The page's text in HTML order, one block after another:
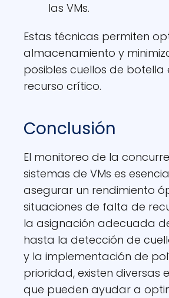
las VMs.
Estas técnicas permiten
almacenamiento y
posibles cuellos de botella
recurso crítico.
Conclusión
El monitoreo de la
sistemas de VMs es
asegurar un rendimiento
situaciones de falta de
la asignación adecuada
hasta la detección de
y la implementación de
prioridad, existen diversas
que pueden ayudar a